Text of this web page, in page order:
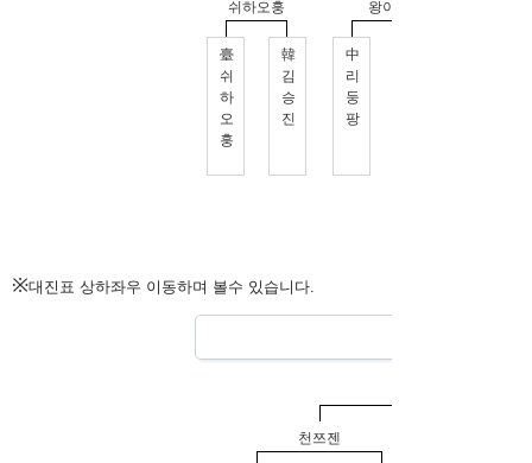
※대진표 상하좌우 이동하며 볼수 있습니다.